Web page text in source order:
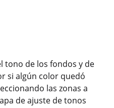
tono de los fondos y de
si algún color quedó
las zonas a
de ajuste de tonos